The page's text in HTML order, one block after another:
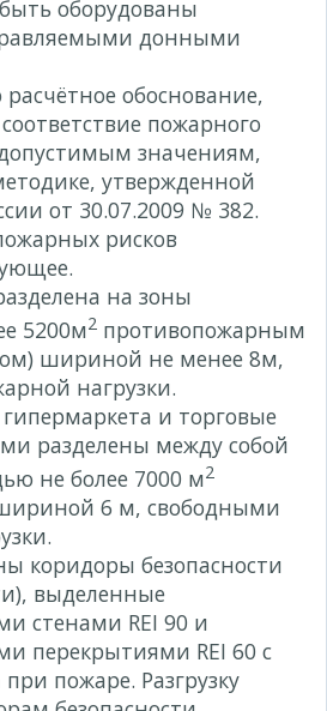
оборудованы
донными
обоснование,
пожарного
значениям,
утвержденной
от 30.07.2009 № 382.
рисков
на зоны
5200м2 противопожарным
шириной не менее 8м,
нагрузки.
и торговые
разделены между собой
не более 7000 м2
6 м, свободными
коридоры безопасности
выделенные
стенами REI 90 и
перекрытиями REI 60 с
пожаре. Разгрузку